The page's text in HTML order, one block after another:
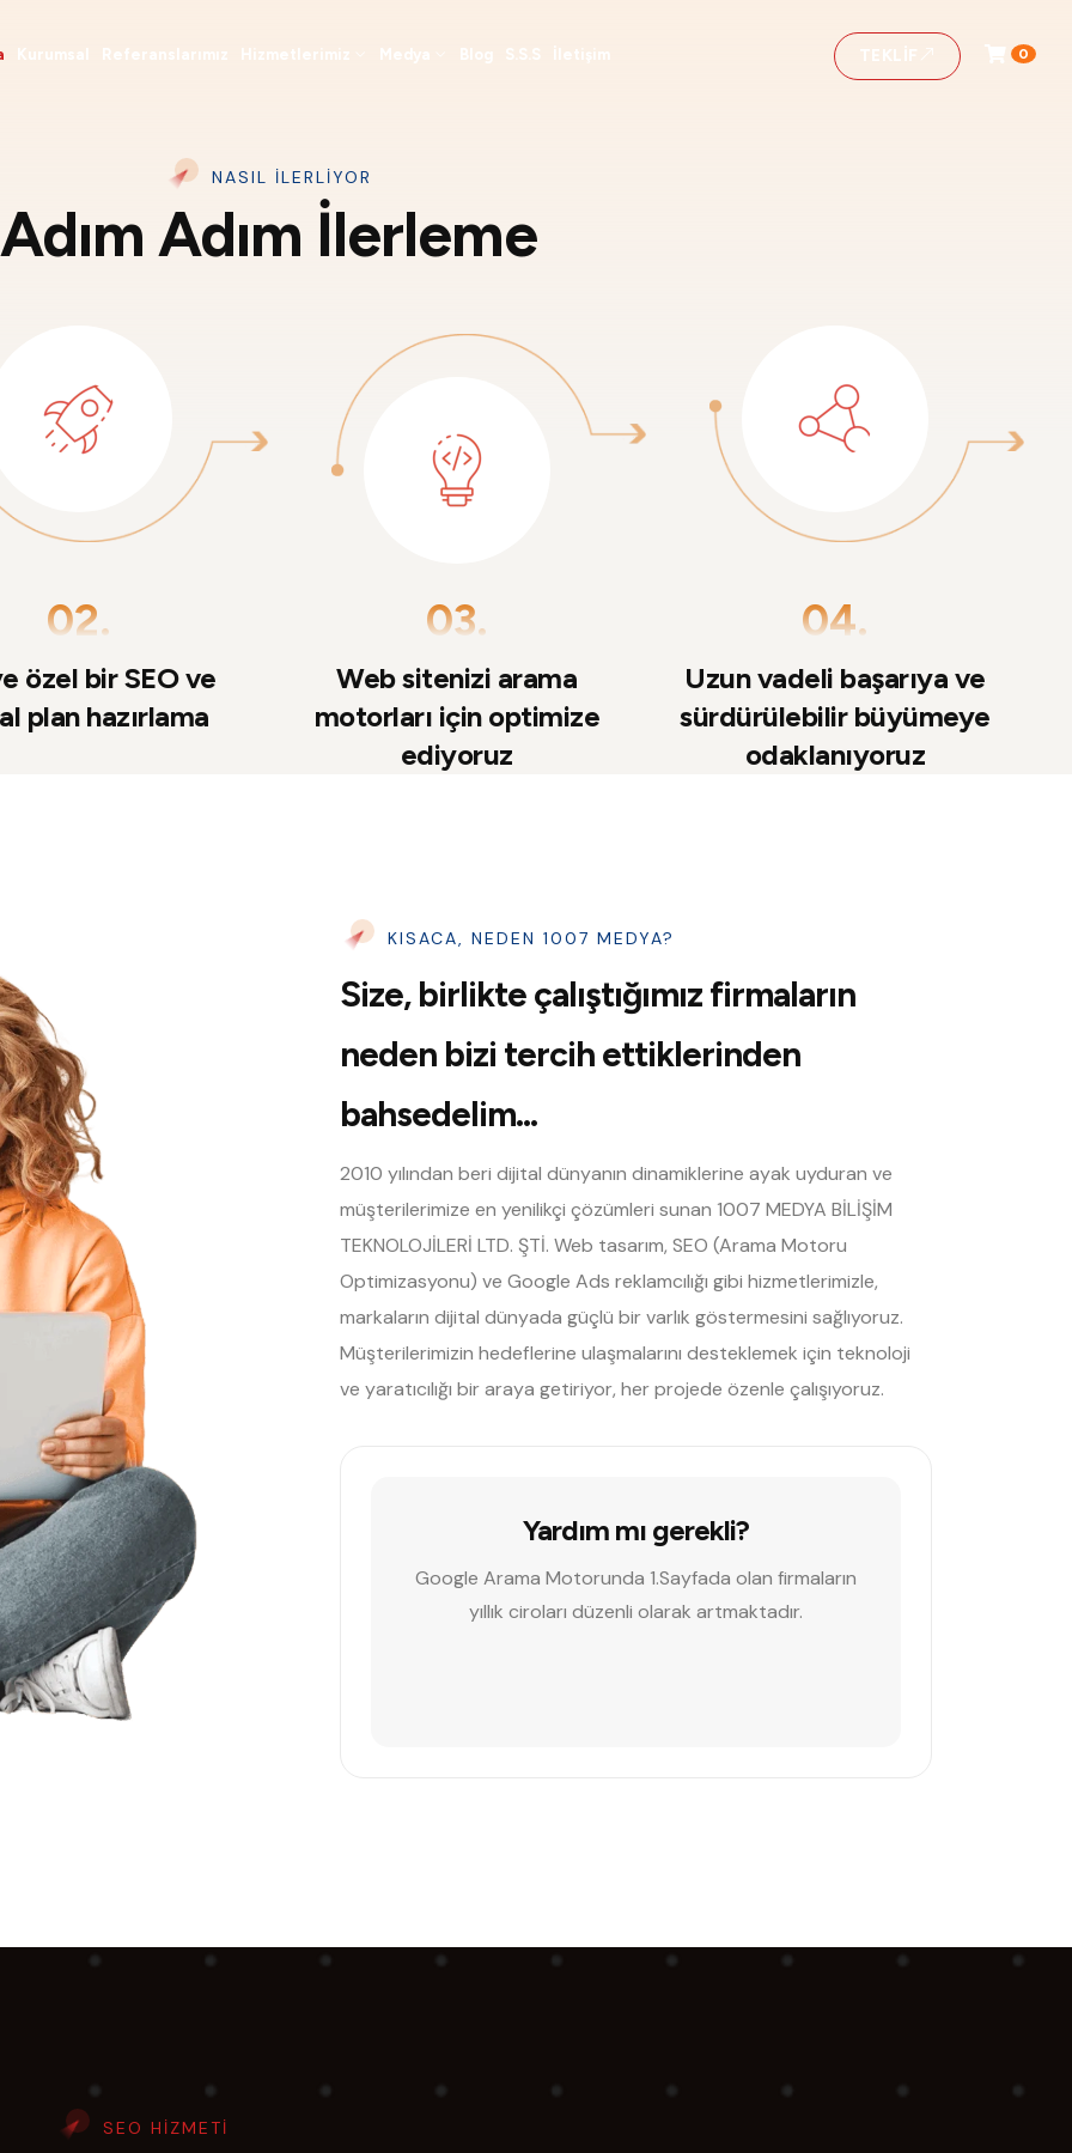
Kurumsal Referanslarımız Hizmetlerimiz Medya Blog S.S.S İletişim TEKLIF 0
NASIL ILERLIYOR
Adım Adım İlerleme
02.
özel bir SEO ve
plan hazırlama
03.
Web sitenizi arama
motorları için optimize
ediyoruz
04.
Uzun vadeli başarıya ve
sürdürülebilir büyümeye
odaklanıyoruz
KISACA, NEDEN 1007 MEDYA?
Size, birlikte çalıştığımız firmaların
neden bizi tercih ettiklerinden
bahsedelim...
2010 yılından beri dijital dünyanın dinamiklerine ayak uyduran ve
müşterilerimize en yenilikçi çözümleri sunan 1007 MEDYA BİLİŞİM
TEKNOLOJİLERİ LTD. ŞTİ. Web tasarım, SEO (Arama Motoru
Optimizasyonu) ve Google Ads reklamcılığı gibi hizmetlerimizle,
markaların dijital dünyada güçlü bir varlık göstermesini sağlıyoruz.
Müşterilerimizin hedeflerine ulaşmalarını desteklemek için teknoloji
ve yaratıcılığı bir araya getiriyor, her projede özenle çalışıyoruz.
Yardım mı gerekli?
Google Arama Motorunda 1.Sayfada olan firmaların
yıllık ciroları düzenli olarak artmaktadır.
SEO HIZMETI